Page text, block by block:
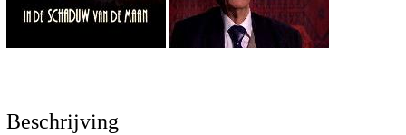
Beschrijving